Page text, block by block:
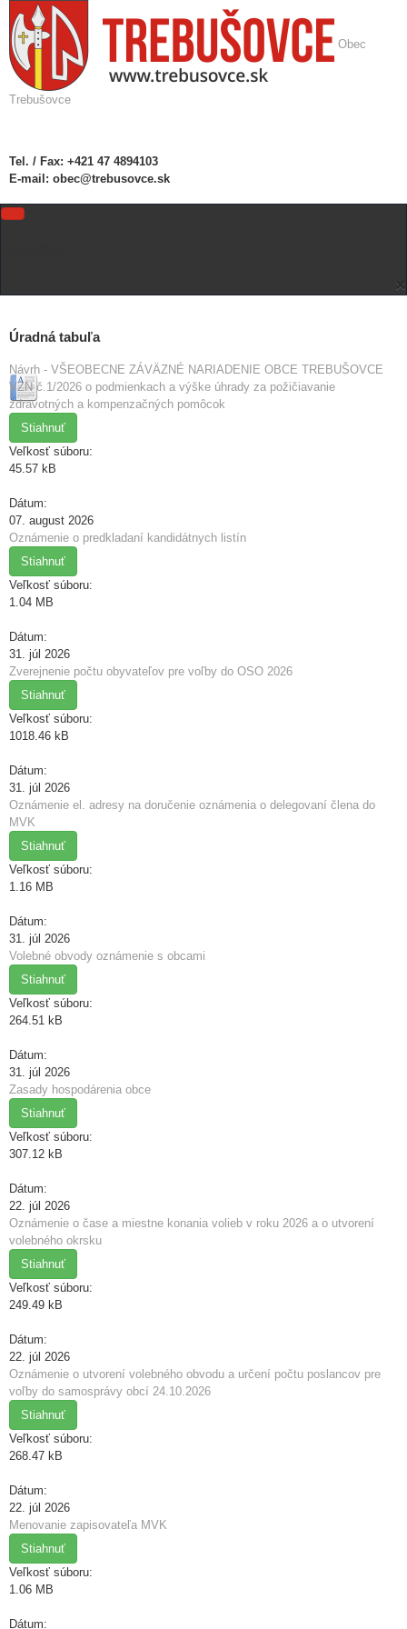
Obec
Trebušovce
Tel. / Fax: +421 47 4894103
E-mail: obec@trebusovce.sk
×
Úradná tabuľa
Návrh - VŠEOBECNE ZÁVÄZNÉ NARIADENIE OBCE TREBUŠOVCE
VZN č.1/2026 o podmienkach a výške úhrady za požičiavanie
zdravotných a kompenzačných pomôcok
Stiahnuť
Veľkosť súboru:
45.57 kB
Dátum:
07. august 2026
Oznámenie o predkladaní kandidátnych listín
Stiahnuť
Veľkosť súboru:
1.04 MB
Dátum:
31. júl 2026
Zverejnenie počtu obyvateľov pre voľby do OSO 2026
Stiahnuť
Veľkosť súboru:
1018.46 kB
Dátum:
31. júl 2026
Oznámenie el. adresy na doručenie oznámenia o delegovaní člena do
MVK
Stiahnuť
Veľkosť súboru:
1.16 MB
Dátum:
31. júl 2026
Volebné obvody oznámenie s obcami
Stiahnuť
Veľkosť súboru:
264.51 kB
Dátum:
31. júl 2026
Zasady hospodárenia obce
Stiahnuť
Veľkosť súboru:
307.12 kB
Dátum:
22. júl 2026
Oznámenie o čase a miestne konania volieb v roku 2026 a o utvorení
volebného okrsku
Stiahnuť
Veľkosť súboru:
249.49 kB
Dátum:
22. júl 2026
Oznámenie o utvorení volebného obvodu a určení počtu poslancov pre
voľby do samosprávy obcí 24.10.2026
Stiahnuť
Veľkosť súboru:
268.47 kB
Dátum:
22. júl 2026
Menovanie zapisovateľa MVK
Stiahnuť
Veľkosť súboru:
1.06 MB
Dátum: